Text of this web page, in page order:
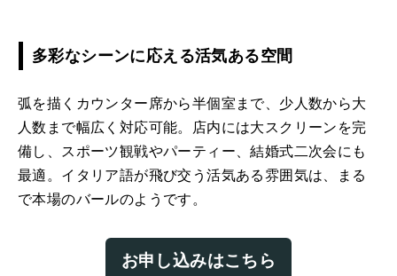
多彩なシーンに応える活気ある空間
弧を描くカウンター席から半個室まで、少人数から大
人数まで幅広く対応可能。店内には大スクリーンを完
備し、スポーツ観戦やパーティー、結婚式二次会にも
最適。イタリア語が飛び交う活気ある雰囲気は、まる
で本場のバールのようです。
お申し込みはこちら